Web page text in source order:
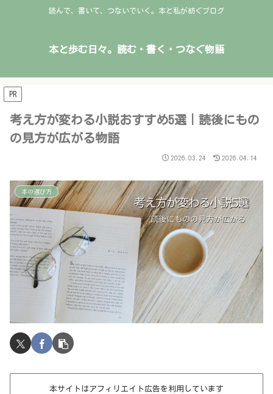
読んで、書いて、つないでいく。本と私が紡ぐブログ
本と歩む日々。読む・書く・つなぐ物語
PR
考え方が変わる小説おすすめ5選｜読後にもの
の見方が広がる物語
2026.03.24 2026.04.14
本の選び方
本サイトはアフィリエイト広告を利用しています